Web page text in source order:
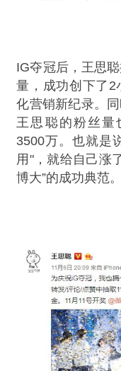
IG夺冠后，王思
量，成功创下了2
化营销新纪录。
王思聪的粉丝量
3500万。也就是
用"，就给自己涨
博大”的成功典范。